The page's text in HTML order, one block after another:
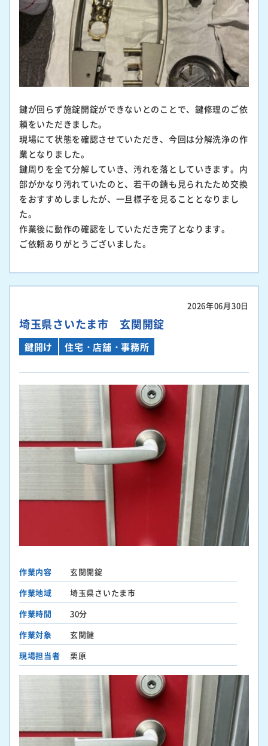
鍵が回らず施錠開錠ができないとのことで、鍵修理のご依
頼をいただきました。
現場にて状態を確認させていただき、今回は分解洗浄の作
業となりました。
鍵周りを全て分解していき、汚れを落としていきます。内
部がかなり汚れていたのと、若干の錆も見られたため交換
をおすすめしましたが、一旦様子を見ることとなりまし
た。
作業後に動作の確認をしていただき完了となります。
ご依頼ありがとうございました。
2026年06月30日
埼玉県さいたま市 玄関開錠
鍵開け 住宅・店舗・事務所
作業内容
玄関開錠
作業地域
埼玉県さいたま市
作業時間
30分
作業対象
玄関鍵
現場担当者
栗原